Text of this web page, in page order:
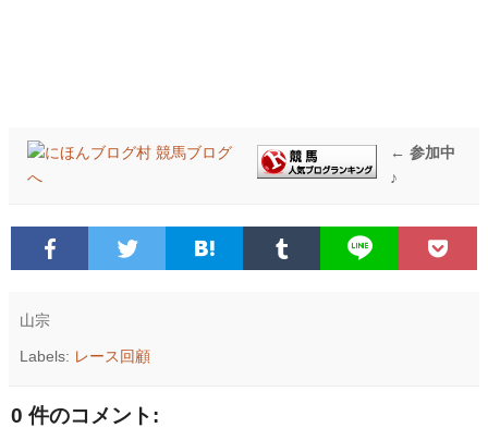
← 参加中
♪
山宗
Labels: レース回顧
0 件のコメント: